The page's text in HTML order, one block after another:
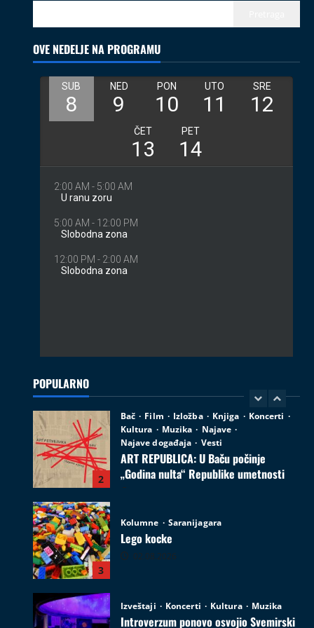
OVE NEDELJE NA PROGRAMU
POPULARNO
Izveštaji Koncerti Kultura Muzika
Introverzum ponovo osvojio Svemirski
muzej
28.07.2026
5
Društvo Vesti
Begej ponovo spaja ljude: Zrenjanin
pe Bega“
Turisti
05.08.2026
3
Kolumne Saranijagara
Lego kocke
02.08.2026
4
Introverzum ponovo osvojio Svemirski
muzej
Begej ponovo spaja ljude: Zrenjanin